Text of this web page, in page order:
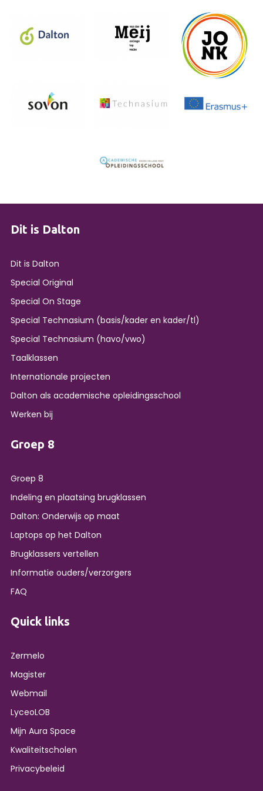
Dit is Dalton
Dit is Dalton
Special Original
Special On Stage
Special Technasium (basis/kader en kader/tl)
Special Technasium (havo/vwo)
Taalklassen
Internationale projecten
Dalton als academische opleidingsschool
Werken bij
Groep 8
Groep 8
Indeling en plaatsing brugklassen
Dalton: Onderwijs op maat
Laptops op het Dalton
Brugklassers vertellen
Informatie ouders/verzorgers
FAQ
Quick links
Zermelo
Magister
Webmail
LyceoLOB
Mijn Aura Space
Kwaliteitscholen
Privacybeleid